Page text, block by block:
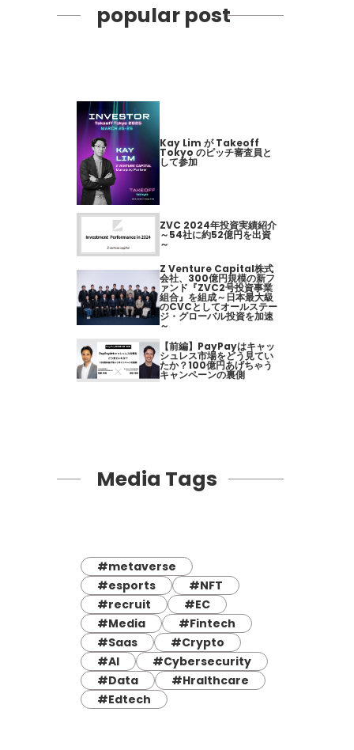
popular post
Kay Lim が Takeoff
Tokyo のピッチ審査員と
して参加
ZVC 2024年投資実績紹介
～54社に約52億円を出資
～
Z Venture Capital株式
会社、300億円規模の新フ
ァンド『ZVC2号投資事業
組合』を組成～日本最大級
のCVCとしてオールステー
ジ・グローバル投資を加速
～
【前編】PayPayはキャッ
シュレス市場をどう見てい
たか？100億円あげちゃう
キャンペーンの裏側
Media Tags
#metaverse
#esports
#NFT
#recruit
#EC
#Media
#Fintech
#Saas
#Crypto
#AI
#Cybersecurity
#Data
#Hralthcare
#Edtech